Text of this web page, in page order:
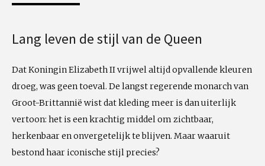
Lang leven de stijl van de Queen
Dat Koningin Elizabeth II vrijwel altijd opvallende kleuren
droeg, was geen toeval. De langst regerende monarch van
Groot-Brittannië wist dat kleding meer is dan uiterlijk
vertoon: het is een krachtig middel om zichtbaar,
herkenbaar en onvergetelijk te blijven. Maar waaruit
bestond haar iconische stijl precies?